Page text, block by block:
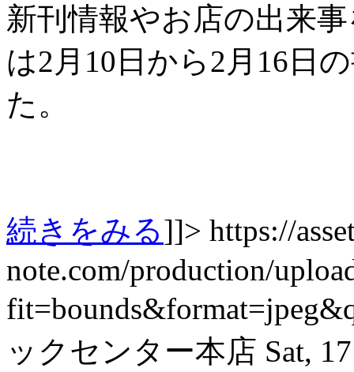
新刊情報やお店の出来
は2月10日から2月16日
た。
続きをみる]]> https://
note.com/production/
ックセンター本店 Sat,